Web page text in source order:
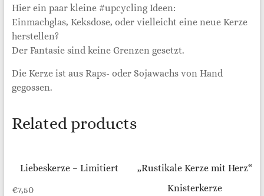
Hier ein paar kleine #upcycling Ideen:
Einmachglas, Keksdose, oder vielleicht eine neue Kerze
herstellen?
Der Fantasie sind keine Grenzen gesetzt.
Die Kerze ist aus Raps- oder Sojawachs von Hand
gegossen.
Related products
Liebeskerze – Limitiert
€7,50
„Rustikale Kerze mit Herz“
Knisterkerze